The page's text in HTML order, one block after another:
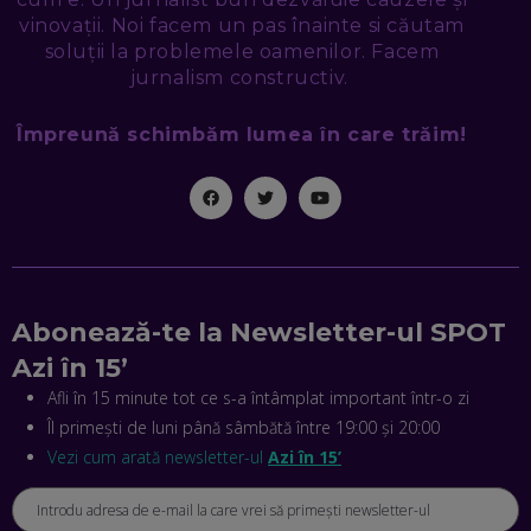
EDUARD DUMITRAȘCU, ASOCIAȚIA ROMÂNĂ PENTRU
SMART CITY: CUM SE NAȘTE UN ORAȘ INTELIGENT. CE „NU
PUȘCĂ” LA NOI. ÎN CE DEȘERT SE CONSTRUIEȘTE CEL MAI
MARE „ORAȘ COGNITIV” DIN ISTORIE
CE-AM ÎNVĂȚAT DIN EPISODUL GEORGESCU
EP. 45
ANTONIO ENACHE, SENSE4FIT: CUM TE AJUTĂ
TEHNOLOGIA SĂ FACI SPORT, SĂ FII MAI COMPETITIV ȘI SĂ
CÂȘTIGI
EP. 44
CRISTIAN GROZEA, BEEFAST: PREGĂTIM CEL MAI BUN
DISPECERAT AUTOMAT DE PE PIAȚĂ! CUM POATE
vinovații. Noi facem un pas înainte si căutam
soluții la problemele oamenilor. Facem
jurnalism constructiv.
Împreună schimbăm lumea în care trăim!
Abonează-te la Newsletter-ul SPOT
Azi în 15’
Afli în 15 minute tot ce s-a întâmplat important într-o zi
Îl primești de luni până sâmbătă între 19:00 și 20:00
Vezi cum arată newsletter-ul Azi în 15’